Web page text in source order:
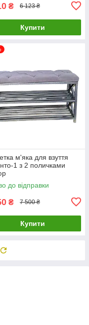
₴ 6 123 ₴
Купити
м'яка для взуття
1 з 2 поличками
до відправки
₴ 7 500 ₴
Купити